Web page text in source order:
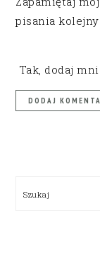
pisania
Tak, dodaj
Szukaj